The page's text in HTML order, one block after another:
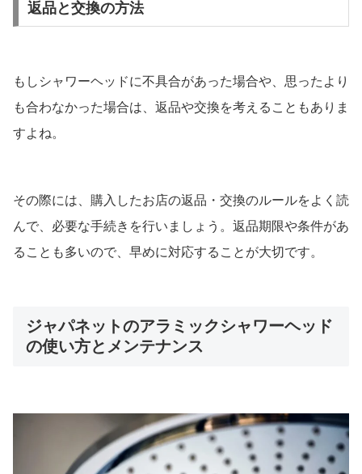
返品と交換の方法
もしシャワーヘッドに不具合があった場合や、思ったより
も合わなかった場合は、返品や交換を考えることもありま
すよね。
その際には、購入したお店の返品・交換のルールをよく読
んで、必要な手続きを行いましょう。返品期限や条件があ
ることも多いので、早めに対応することが大切です。
ジャパネットのアラミックシャワーヘッド
の使い方とメンテナンス